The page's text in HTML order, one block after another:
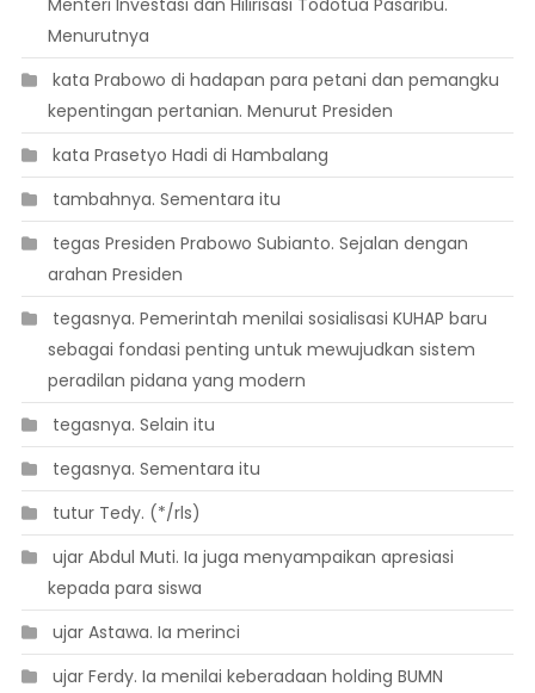
Menurutnya
 kata Prabowo di hadapan para petani dan pemangku
kepentingan pertanian. Menurut Presiden
 kata Prasetyo Hadi di Hambalang
 tambahnya. Sementara itu
 tegas Presiden Prabowo Subianto. Sejalan dengan
arahan Presiden
 tegasnya. Pemerintah menilai sosialisasi KUHAP baru
sebagai fondasi penting untuk mewujudkan sistem
peradilan pidana yang modern
 tegasnya. Selain itu
 tegasnya. Sementara itu
 tutur Tedy. (*/rls)
 ujar Abdul Muti. Ia juga menyampaikan apresiasi
kepada para siswa
 ujar Astawa. Ia merinci
 ujar Ferdy. Ia menilai keberadaan holding BUMN